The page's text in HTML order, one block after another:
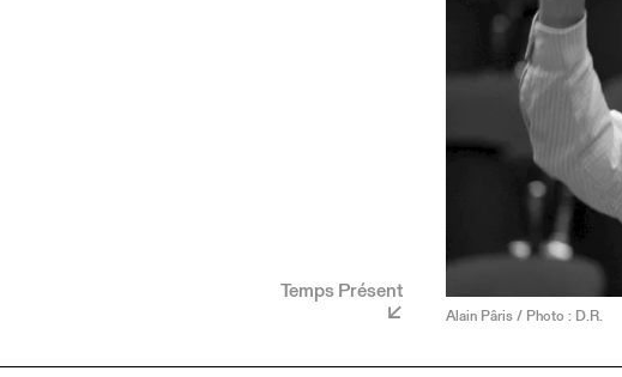
Temps Présent
Alain Pâris / Photo : D.R.